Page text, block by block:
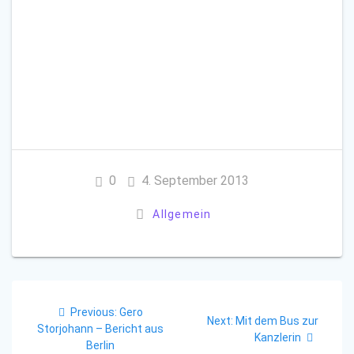
0 4. September 2013
Allgemein
Previous: Previous
post:
Gero
Storjohann – Bericht aus
Berlin
Next: Next
post:
Mit dem Bus zur
Kanzlerin